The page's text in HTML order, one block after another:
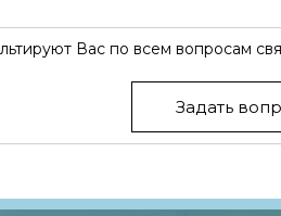
Вас по всем вопросам
Задать